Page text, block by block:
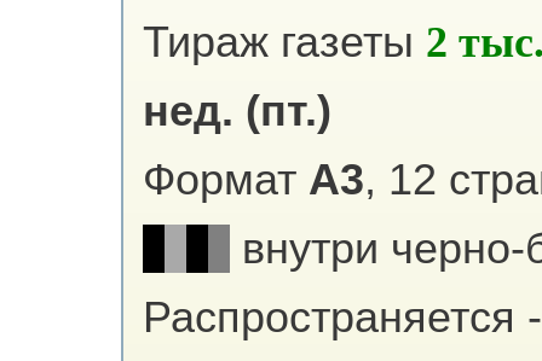
Тираж газеты 2
нед. (пт.)
Формат А3, 12
внутри черно-
Распространяется -